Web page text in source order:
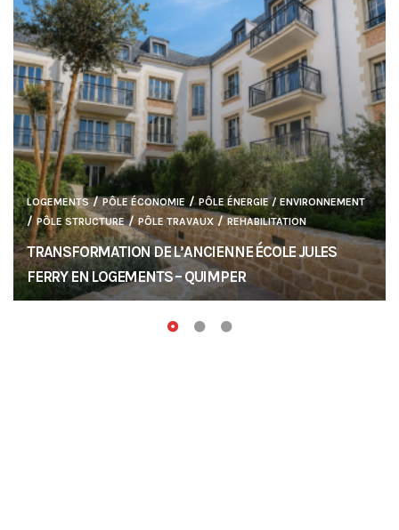
LOGEMENTS/PÔLE ÉCONOMIE / PÔLE ÉNERGIE / ENVIRONNEMENT
/ PÔLE STRUCTURE/PÔLE TRAVAUX/REHABILITATION
TRANSFORMATION DE L’ANCIENNE ÉCOLE JULES
FERRY EN LOGEMENTS – QUIMPER